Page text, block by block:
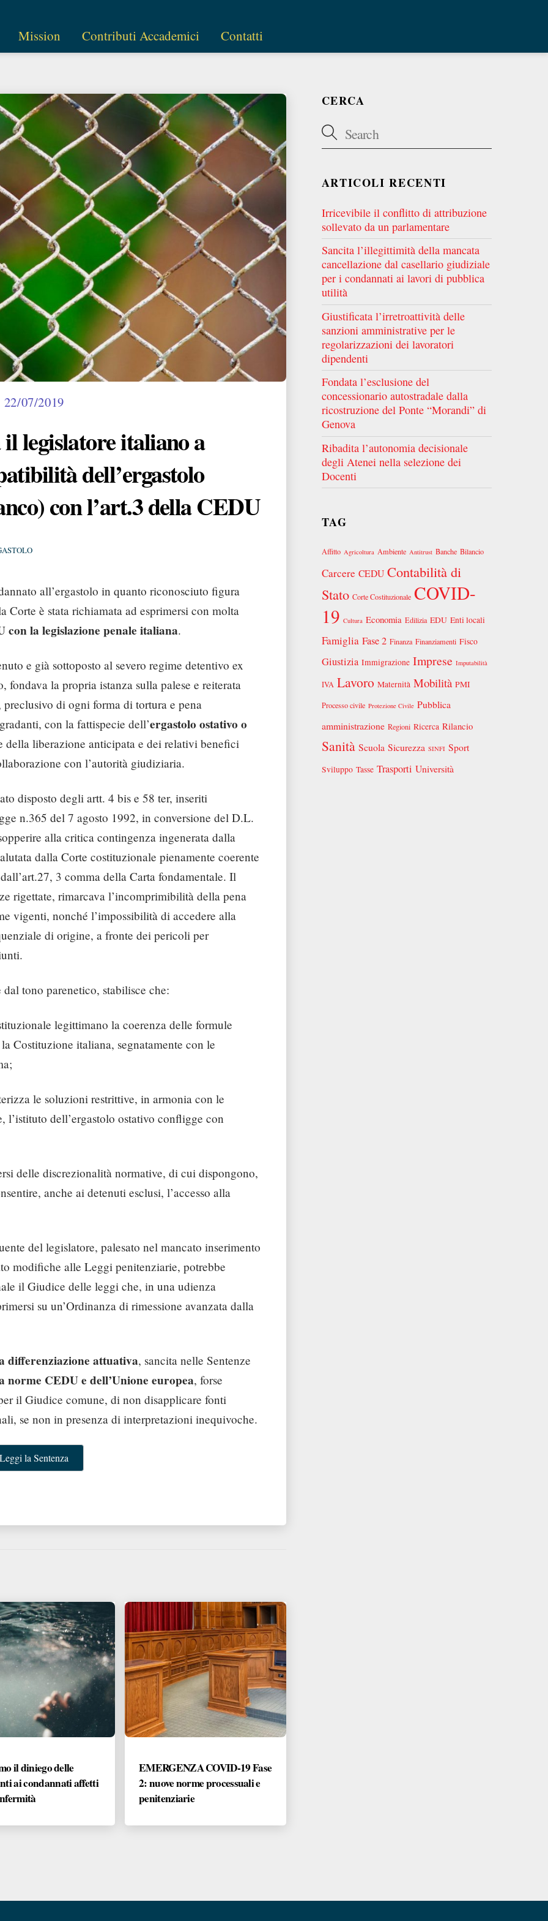
Mission Contributi Accademici Contatti
22/07/2019
legislatore italiano a
dell’ergastolo
con l’art.3 della CEDU
all’ergastolo in quanto riconosciuto figura
Corte è stata richiamata ad esprimersi con molta
la legislazione penale italiana.
e già sottoposto al severo regime detentivo ex
fondava la propria istanza sulla palese e reiterata
di ogni forma di tortura e pena
con la fattispecie dell’ergastolo ostativo o
della liberazione anticipata e dei relativi benefici
con l’autorità giudiziaria.
disposto degli artt. 4 bis e 58 ter, inseriti
n.365 del 7 agosto 1992, in conversione del D.L.
alla critica contingenza ingenerata dalla
dalla Corte costituzionale pienamente coerente
3 comma della Carta fondamentale. Il
rigettate, rimarcava l’incomprimibilità della pena
vigenti, nonché l’impossibilità di accedere alla
di origine, a fronte dei pericoli per
tono parenetico, stabilisce che:
legittimano la coerenza delle formule
Costituzione italiana, segnatamente con le
le soluzioni restrittive, in armonia con le
l’istituto dell’ergastolo ostativo confligge con
delle discrezionalità normative, di cui dispongono,
anche ai detenuti esclusi, l’accesso alla
del legislatore, palesato nel mancato inserimento
modifiche alle Leggi penitenziarie, potrebbe
il Giudice delle leggi che, in una udienza
su un’Ordinanza di rimessione avanzata dalla
differenziazione attuativa, sancita nelle Sentenze
norme CEDU e dell’Unione europea, forse
il Giudice comune, di non disapplicare fonti
se non in presenza di interpretazioni inequivoche.
Leggi la Sentenza
il diniego delle
ai condannati affetti
EMERGENZA COVID-19 Fase
2: nuove norme processuali e
penitenziarie
CERCA
ARTICOLI RECENTI
Irricevibile il conflitto di attribuzione
sollevato da un parlamentare
Sancita l’illegittimità della mancata
cancellazione dal casellario giudiziale
per i condannati ai lavori di pubblica
utilità
Giustificata l’irretroattività delle
sanzioni amministrative per le
regolarizzazioni dei lavoratori
dipendenti
Fondata l’esclusione del
concessionario autostradale dalla
ricostruzione del Ponte “Morandi” di
Genova
Ribadita l’autonomia decisionale
degli Atenei nella selezione dei
Docenti
TAG
Affitto Agricoltura Ambiente Antitrust Banche Bilancio
Carcere CEDU Contabilità di
Stato Corte Costituzionale COVID-
19 Cultura Economia Edilizia EDU Enti locali
Famiglia Fase 2 Finanza Finanziamenti Fisco
Giustizia Immigrazione Imprese Imputabilità
IVA Lavoro Maternità Mobilità PMI
Processo civile Protezione Civile Pubblica
amministrazione Regioni Ricerca Rilancio
Sanità Scuola Sicurezza SINFI Sport
Sviluppo Tasse Trasporti Università